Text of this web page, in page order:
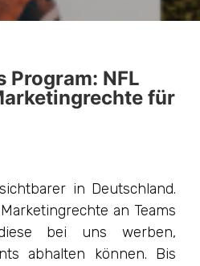
Program: NFL
für
in Deutschland.
an Teams
bei uns werben,
abhalten können. Bis